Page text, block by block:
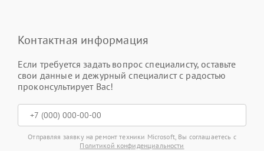
Контактная информация
Если требуется задать вопрос специалисту, оставьте
свои данные и дежурный специалист с радостью
проконсультирует Вас!
Отправляя заявку на ремонт техники Microsoft, Вы соглашаетесь с
Политикой конфиденциальности